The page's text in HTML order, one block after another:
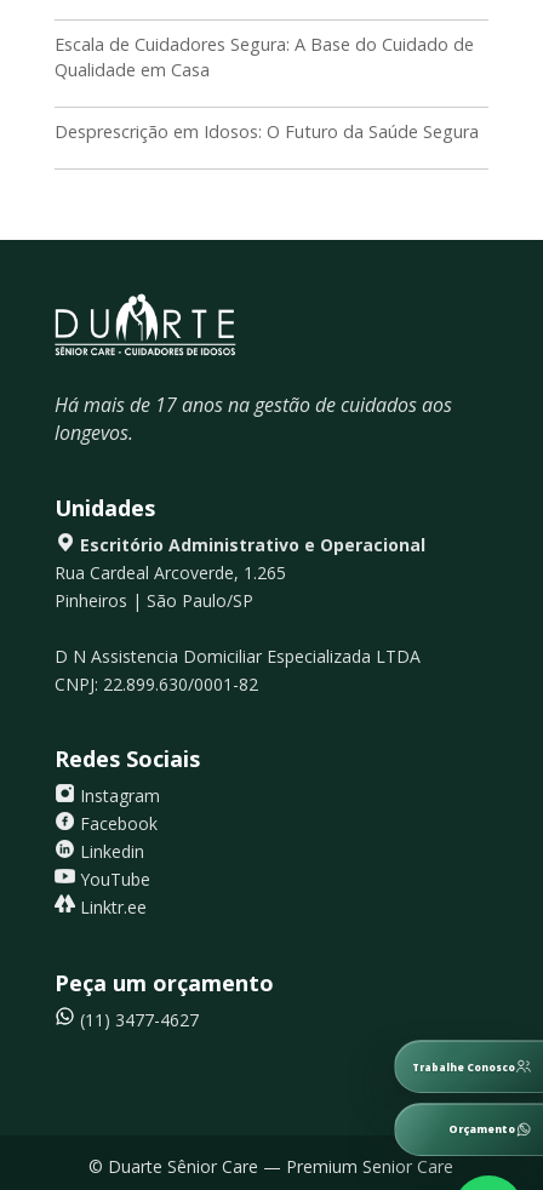
Escala de Cuidadores Segura: A Base do Cuidado de
Qualidade em Casa
Desprescrição em Idosos: O Futuro da Saúde Segura
Há mais de 17 anos na gestão de cuidados aos
longevos.
Unidades
Escritório Administrativo e Operacional
Rua Cardeal Arcoverde, 1.265
Pinheiros | São Paulo/SP
D N Assistencia Domiciliar Especializada LTDA
CNPJ: 22.899.630/0001-82
Redes Sociais
Instagram
Facebook
Linkedin
YouTube
Linktr.ee
Peça um orçamento
(11) 3477-4627
© Duarte Sênior Care — Premium Senior Care
Trabalhe Conosco
Orçamento